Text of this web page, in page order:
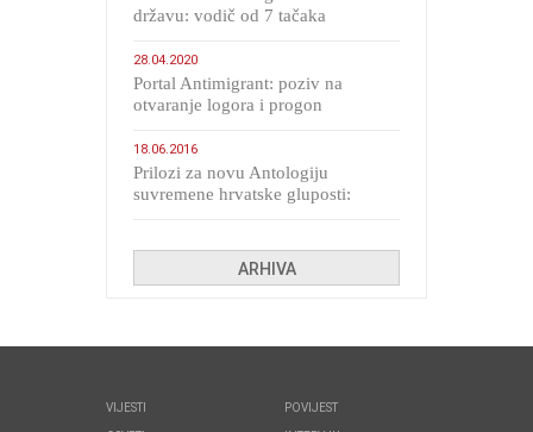
državu: vodič od 7 tačaka
28.04.2020
Portal Antimigrant: poziv na
otvaranje logora i progon
18.06.2016
Prilozi za novu Antologiju
suvremene hrvatske gluposti:
ARHIVA
VIJESTI POVIJEST